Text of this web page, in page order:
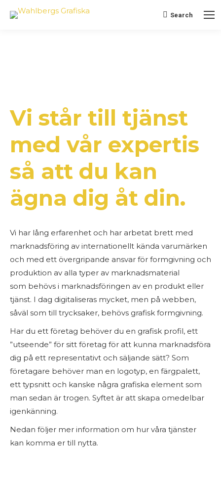
Search:
Search
Vi står till tjänst
med vår expertis
så att du kan
ägna dig åt din.
Vi har lång erfarenhet och har arbetat brett med
marknadsföring av internationellt kända varumärken
och med ett övergripande ansvar för formgivning och
produktion av alla typer av marknadsmaterial
som behövs i marknadsföringen av en produkt eller
tjänst. I dag digitaliseras mycket, men på webben,
såväl som till trycksaker, behövs grafisk formgivning.
Har du ett företag behöver du en grafisk profil, ett
”utseende” för sitt företag för att kunna marknadsföra
dig på ett representativt och säljande sätt? Som
företagare behöver man en logotyp, en färgpalett,
ett typsnitt och kanske några grafiska element som
man sedan är trogen. Syftet är att skapa omedelbar
igenkänning.
Nedan följer mer information om hur våra tjänster
kan komma er till nytta.